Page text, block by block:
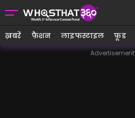
ख़बरें फ़ैशन लाइफस्टाइल फ़ूड
Advertisement